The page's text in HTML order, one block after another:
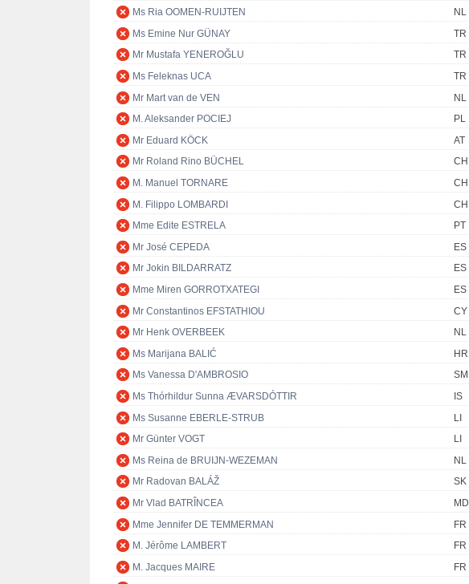
Ms Ria OOMEN-RUIJTEN
NL
Ms Emine Nur GÜNAY
TR
Mr Mustafa YENEROĞLU
TR
Ms Feleknas UCA
TR
Mr Mart van de VEN
NL
M. Aleksander POCIEJ
PL
Mr Eduard KÖCK
AT
Mr Roland Rino BÜCHEL
CH
M. Manuel TORNARE
CH
M. Filippo LOMBARDI
CH
Mme Edite ESTRELA
PT
Mr José CEPEDA
ES
Mr Jokin BILDARRATZ
ES
Mme Miren GORROTXATEGI
ES
Mr Constantinos EFSTATHIOU
CY
Mr Henk OVERBEEK
NL
Ms Marijana BALIĆ
HR
Ms Vanessa D'AMBROSIO
SM
Ms Thórhildur Sunna ÆVARSDÓTTIR
IS
Ms Susanne EBERLE-STRUB
LI
Mr Günter VOGT
LI
Ms Reina de BRUIJN-WEZEMAN
NL
Mr Radovan BALÁŽ
SK
Mr Vlad BATRÎNCEA
MD
Mme Jennifer DE TEMMERMAN
FR
M. Jérôme LAMBERT
FR
M. Jacques MAIRE
FR